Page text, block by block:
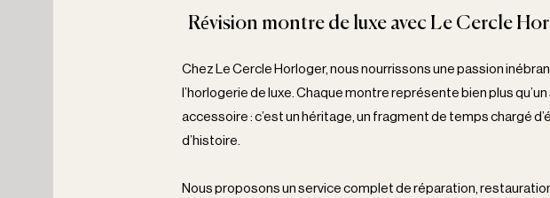
Révision montre de luxe avec Le Cercle
Chez Le Cercle Horloger, nous nourrissons une passion
l’horlogerie de luxe. Chaque montre représente bien plus
accessoire : c’est un héritage, un fragment de temps chargé
d’histoire.
Nous proposons un service complet de réparation,